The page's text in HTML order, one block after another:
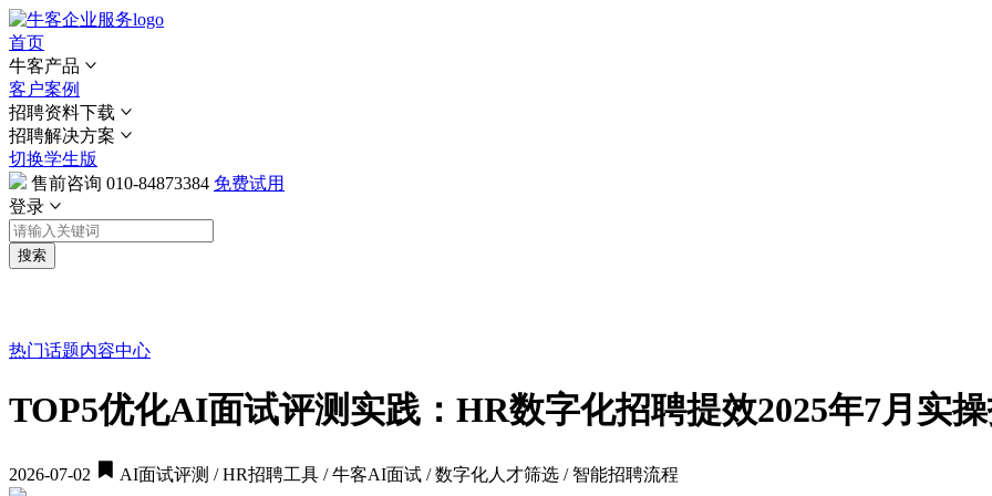
首页
牛客产品
客户案例
招聘资料下载
招聘解决方案
切换学生版
售前咨询 010-84873384 免费试用
登录
搜索
热门话题内容中心
TOP5优化AI面试评测实践：HR数字化招聘提效2025年7月实
2026-07-02 AI面试评测 / HR招聘工具 / 牛客AI面试 / 数字化人才筛选 / 智能招聘流程